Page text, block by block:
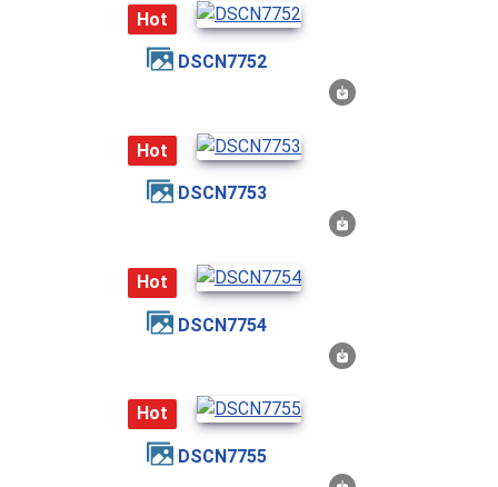
Hot
DSCN7752
Hot
DSCN7753
Hot
DSCN7754
Hot
DSCN7755